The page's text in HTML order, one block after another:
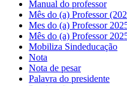
Manual do professor
Mês do (a) Professor
Mes do (a) Professor
Mês do (a) Professor
Mobiliza Sindeducação
Nota
Nota de pesar
Palavra do presidente